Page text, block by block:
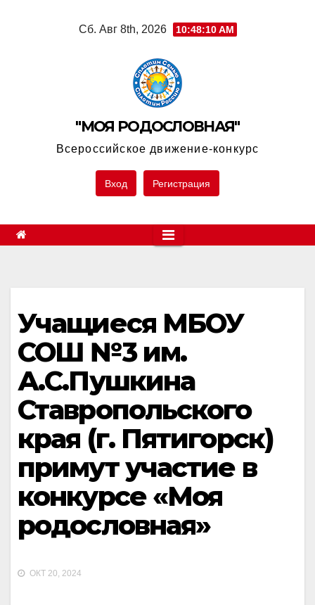
Сб. Авг 8th, 2026 10:48:10 AM
"МОЯ РОДОСЛОВНАЯ"
Всероссийское движение-конкурс
Вход Регистрация
Учащиеся МБОУ
СОШ №3 им.
А.С.Пушкина
Ставропольского
края (г. Пятигорск)
примут участие в
конкурсе «Моя
родословная»
ОКТ 20, 2024